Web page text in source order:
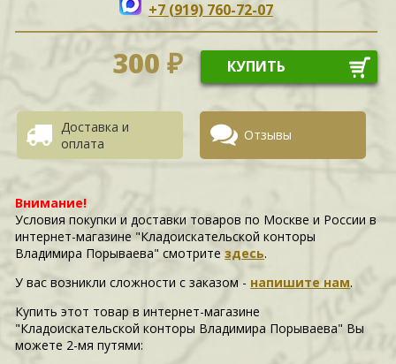
+7 (919) 760-72-07
300 ₽ КУПИТЬ
Доставка и
оплата
Отзывы
Внимание!
Условия покупки и доставки товаров по Москве и России в
интернет-магазине "Кладоискательской конторы
Владимира Порываева" смотритездесь.
У вас возникли сложности c заказом - напишите нам.
Купить этот товар в интернет-магазине
"Кладоискательской конторы Владимира Порываева" Вы
можете 2-мя путями: